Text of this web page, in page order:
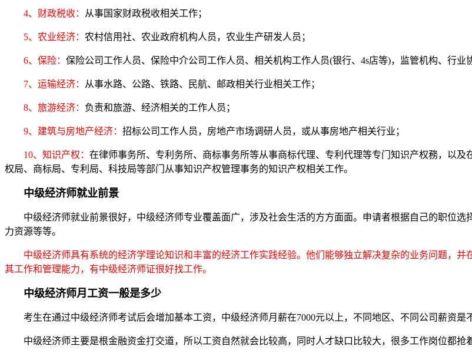
4、财政税收： 从事国家财政税收相关工作；
5、农业经济： 农村信用社、农业政府机构人员，农业生产研发人员；
6、保险： 保险公司工作人员、保险中介公司工作人员、相关机构工作人员(银行、4s店等)，监管机构、行业
7、运输经济： 从事水路、公路、铁路、民航、邮政相关行业相关工作；
8、旅游经济： 负责和旅游、经济相关的工作人员；
9、建筑与房地产经济： 招标公司工作人员，房地产市场调研人员，或从事房地产相关行业；
10、知识产权： 在律师事务所、专利务所、商标事务所等从事商标代理、专利代理等专门知识产权務，以
权局、商标局、专利局、科技局等部门从事知识产权管理事务的知识产权相关工作。
中级经济师就业前景
中级经济师就业前景很好，中级经济师专业覆盖面广，涉及社会生活的方方面面。申请者根据自己的职位选
力资源等等。
中级经济师具有系统的经济学理论知识和丰富的经济工作实践经验。他们能够独立解决复杂的业务问题，
其工作和管理能力，有中级经济师证很好找工作。
中级经济师月工资一般是多少
考生在通过中级经济师考试后会增加基本工资，中级经济师月薪在7000元以上，不同地区、不同公司薪资是
中级经济师主要是根金融资金打交道，所以工资自然就会比较高，同时人才缺口比较大，很多工作岗位都抢